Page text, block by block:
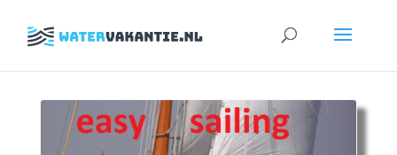
Zoeken